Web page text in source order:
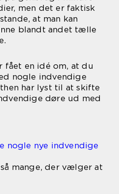
men det er faktisk
at man kan
blandt andet tælle
fået en idé om, at du
nogle indvendige
har lyst til at skifte
døre ud med
nogle nye indvendige
mange, der vælger at